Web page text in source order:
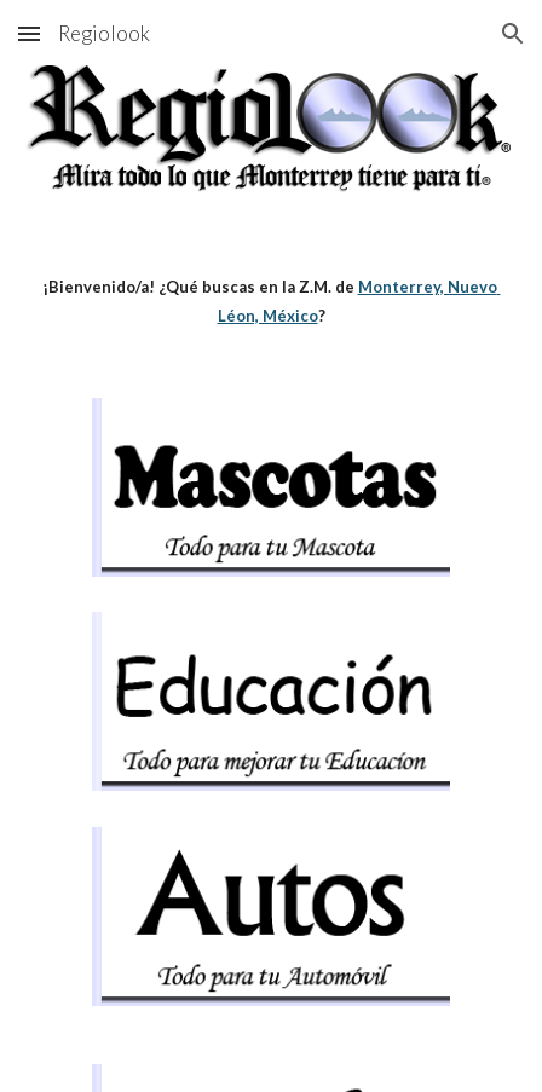
Skip to main content Skip to navigation
Regiolook
¡Bienvenido/a! ¿Qué buscas en la Z.M. de Monterrey, Nuevo
Léon, México?